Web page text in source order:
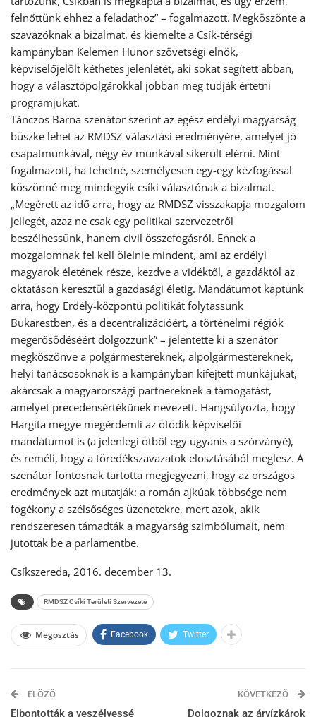
felnőttünk ehhez a feladathoz” – fogalmazott. Megköszönte a
szavazóknak a bizalmat, és kiemelte a Csík-térségi
kampányban Kelemen Hunor szövetségi elnök,
képviselőjelölt kéthetes jelenlétét, aki sokat segített abban,
hogy a választópolgárokkal jobban meg tudják értetni
programjukat.
Tánczos Barna szenátor szerint az egész erdélyi magyarság
büszke lehet az RMDSZ választási eredményére, amelyet jó
csapatmunkával, négy év munkával sikerült elérni. Mint
fogalmazott, ha tehetné, személyesen egy-egy kézfogással
köszönné meg mindegyik csíki választónak a bizalmat.
„Megérett az idő arra, hogy az RMDSZ visszakapja mozgalom
jellegét, azaz ne csak egy politikai szervezetről
beszélhessünk, hanem civil összefogásról. Ennek a
mozgalomnak fel kell ölelnie mindent, ami az erdélyi
magyarok életének része, kezdve a vidéktől, a gazdáktól az
oktatáson keresztül a gazdasági életig. Mandátumot kaptunk
arra, hogy Erdély-központú politikát folytassunk
Bukarestben, és a decentralizációért, a történelmi régiók
megerősödéséért dolgozzunk” – jelentette ki a szenátor
megköszönve a polgármestereknek, alpolgármestereknek,
helyi tanácsosoknak is a kampányban kifejtett munkájukat,
akárcsak a magyarországi partnereknek a támogatást,
amelyet precedensértékűnek nevezett. Hangsúlyozta, hogy
Hargita megye megérdemli az ötödik képviselői
mandátumot is (a jelenlegi ötből egy ugyanis a szórványé),
és reméli, hogy a töredékszavazatok elosztásából meglesz. A
szenátor fontosnak tartotta megjegyezni, hogy az országos
eredmények azt mutatják: a román ajkúak többsége nem
fogékony a szélsőséges üzenetekre, mert azok, akik
rendszeresen támadták a magyarság szimbólumait, nem
jutottak be a parlamentbe.
Csíkszereda, 2016. december 13.
RMDSZ Csíki Területi Szervezete
Megosztás Facebook Twitter
ELŐZŐ
Elbontották a veszélyessé
KÖVETKEZŐ
Dolgoznak az árvízkárok